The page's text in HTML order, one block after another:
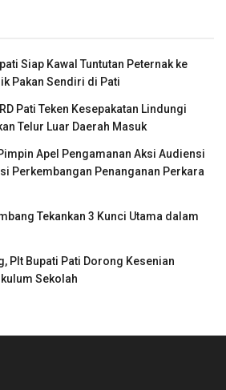
Siap Kawal Tuntutan Peternak ke
Pakan Sendiri di Pati
Pati Teken Kesepakatan Lindungi
Telur Luar Daerah Masuk
Apel Pengamanan Aksi Audiensi
Perkembangan Penanganan Perkara
Tekankan 3 Kunci Utama dalam
Plt Bupati Pati Dorong Kesenian
Sekolah